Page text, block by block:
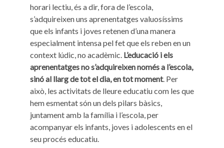
horari lectiu, és a dir, fora de l’escola,
s’adquireixen uns aprenentatges valuosíssims
que els infants i joves retenen d’una manera
especialment intensa pel fet que els reben en un
context lúdic, no acadèmic. L’educació i els
aprenentatges no s’adquireixen només a l’escola,
sinó al llarg de tot el dia, en tot moment. Per
això, les activitats de lleure educatiu com les que
hem esmentat són un dels pilars bàsics,
juntament amb la família i l’escola, per
acompanyar els infants, joves i adolescents en el
seu procés educatiu.